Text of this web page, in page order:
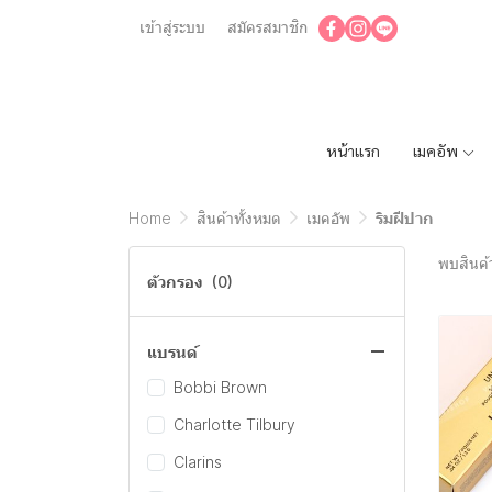
เข้าสู่ระบบ สมัครสมาชิก
หน้าแรก เมคอัพ
Home สินค้าทั้งหมด เมคอัพ ริมฝีปาก
ตัวกรอง (0)
แบรนด์
Bobbi Brown
Charlotte Tilbury
Clarins
พบสินค้